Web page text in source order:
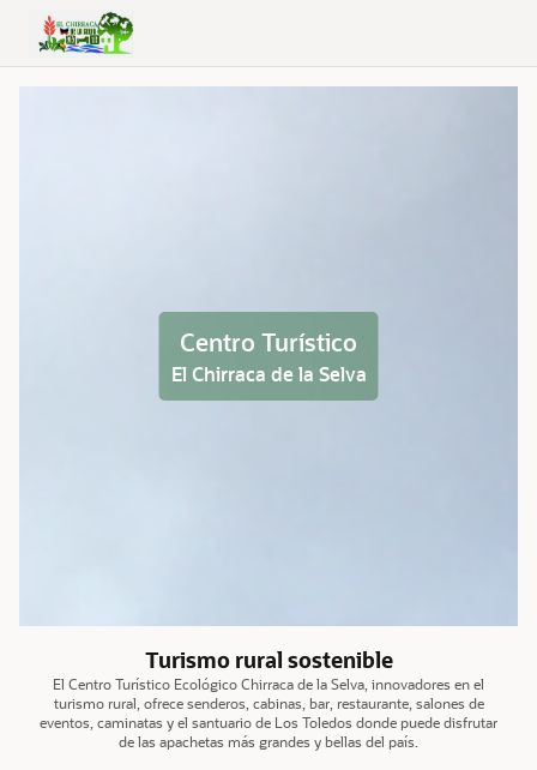
Skip to Main Content
Centro Turístico
El Chirraca de la Selva
Turismo rural sostenible
El Centro Turístico Ecológico Chirraca de la Selva, innovadores en el
turismo rural, ofrece senderos, cabinas, bar, restaurante, salones de
eventos, caminatas y el santuario de Los Toledos donde puede disfrutar
de las apachetas más grandes y bellas del país.